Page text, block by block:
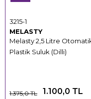
MELASTY
Melasty 2,5 Litre
Plastik Suluk (Dilli)
3215-1
1.100,0 TL
1.375,0 TL